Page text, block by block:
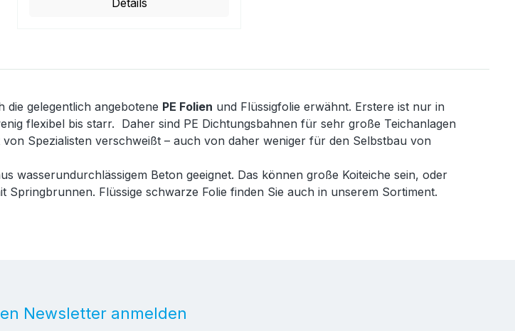
die gelegentlich angebotene PE Folien und Flüssigfolie erwähnt. Erstere ist nur in
flexibel bis starr. Daher sind PE Dichtungsbahnen für sehr große Teichanlagen
Spezialisten verschweißt – auch von daher weniger für den Selbstbau von
wasserundurchlässigem Beton geeignet. Das können große Koiteiche sein, oder
Springbrunnen. Flüssige schwarze Folie finden Sie auch in unserem Sortiment.
Newsletter anmelden